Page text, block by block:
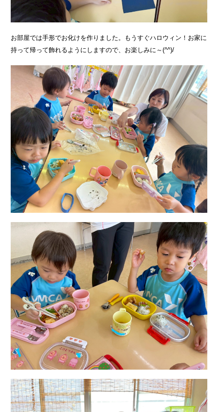
お部屋では手形でお化けを作りました。もうすぐハロウィン！お家に
持って帰って飾れるようにしますので、お楽しみに～(^^)/